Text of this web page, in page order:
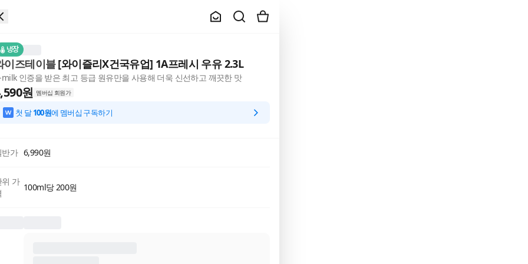
냉장
이즈테이블[와이즐리X건국유업] 1A프레시 우유 2.3L
milk 인증을 받은 최고 등급 원유만을 사용해 더욱 신선하고 깨끗한 맛
원 멤버십 회원가
첫 달100원에 멤버십 구독하기
반가 6,990원
위 가
100ml당 200원